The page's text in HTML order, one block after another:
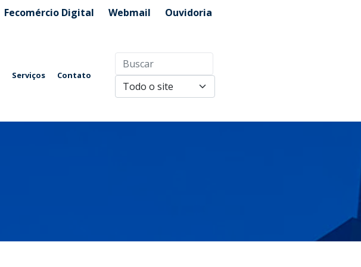
Fecomércio Digital Webmail Ouvidoria
Serviços Contato